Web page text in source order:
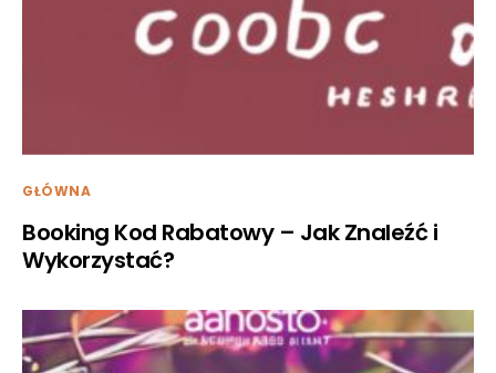
GŁÓWNA
Booking Kod Rabatowy – Jak Znaleźć i
Wykorzystać?